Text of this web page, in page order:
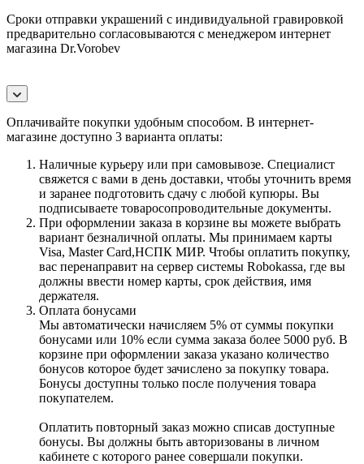
Сроки отправки украшений с индивидуальной гравировкой
предварительно согласовываются с менеджером интернет
магазина Dr.Vorobev
Оплачивайте покупки удобным способом. В интернет-
магазине доступно 3 варианта оплаты:
Наличные курьеру или при самовывозе. Специалист
свяжется с вами в день доставки, чтобы уточнить время
и заранее подготовить сдачу с любой купюры. Вы
подписываете товаросопроводительные документы.
При оформлении заказа в корзине вы можете выбрать
вариант безналичной оплаты. Мы принимаем карты
Visa, Master Card,НСПК МИР. Чтобы оплатить покупку,
вас перенаправит на сервер системы Robokassa, где вы
должны ввести номер карты, срок действия, имя
держателя.
Оплата бонусами
Мы автоматически начисляем 5% от суммы покупки
бонусами или 10% если сумма заказа более 5000 руб. В
корзине при оформлении заказа указано количество
бонусов которое будет зачислено за покупку товара.
Бонусы доступны только после получения товара
покупателем.
Оплатить повторный заказ можно списав доступные
бонусы. Вы должны быть авторизованы в личном
кабинете с которого ранее совершали покупки.